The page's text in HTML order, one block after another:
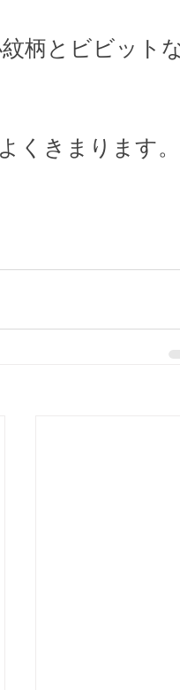
柄とビビット
くきまります。